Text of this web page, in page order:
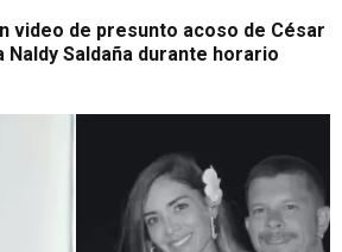
video de presunto acoso de César
Naldy Saldaña durante horario